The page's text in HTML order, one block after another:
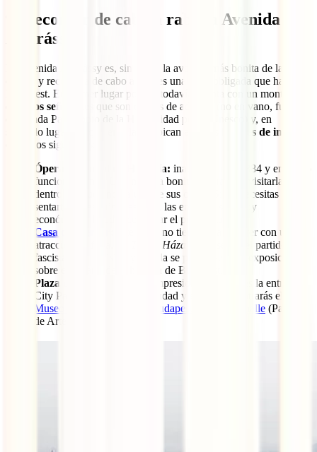
9. Recorrer de cabo a rabo la Avenida
Andrássy
La Avenida Andrássy es, sin duda, la avenida más bonita de la
ciudad y recorrerla de cabo a raro es una tarea obligada que hacer en
Budapest. En primer lugar porque todavía cuenta con un montón de
edificios señoriales
que son dignos de admirar (no en vano, fue
declarada Patrimonio de la Humanidad por la Unesco) y, en
segundo lugar, porque en ella se ubican algunos
lugares de interés
como los siguientes:
Ópera Nacional de Hungría: inaugurada en 1884 y en pleno
funcionamiento. Una manera bonita y barata de visitarla por
dentro es acudiendo a una de sus obras. Si no necesitas
sentarte en las primeras filas, las entradas son muy
económicas. Puedes consultar el programa
Casa del Terror
este lugar no tiene nada que ver con una
atracción de feria. La
Terror Háza
fue la sede del partido
fascista y una prisión y en ella se puede ver una exposición
sobre esta parte de la historia de Budapest.
Plaza de los Héroes:
esta impresionante plaza es la entrada al
City Park o Parque de la Ciudad y en ella encontrarás el
Museo de Bellas Artes de Budapest
Kunsthalle (Palacio
de Arte de Budapest).